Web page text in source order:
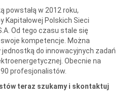
powstałą w 2012 roku,
Kapitałowej Polskich Sieci
Od tego czasu stale się
kompetencje. Można
do innowacyjnych zadań
Obecnie na
profesjonalistów.
teraz szukamy i skontaktuj